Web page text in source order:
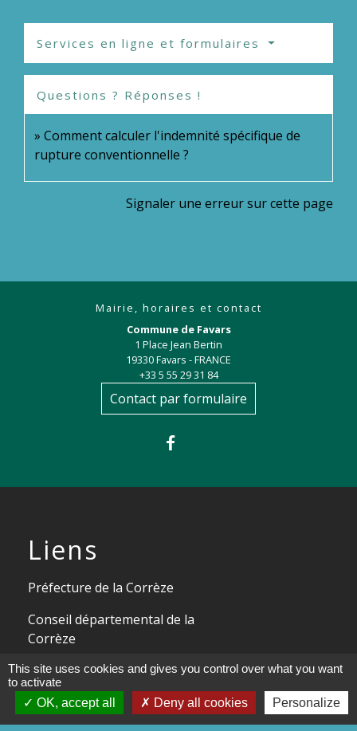
Services en ligne et formulaires
Questions ? Réponses !
Comment calculer l'indemnité spécifique de
rupture conventionnelle ?
Signaler une erreur sur cette page
Mairie, horaires et contact
Commune de Favars
1 Place Jean Bertin
19330 Favars - FRANCE
+33 5 55 29 31 84
Contact par formulaire
Liens
Préfecture de la Corrèze
Conseil départemental de la
Corrèze
Site officiel Tulle agglo - Ville de
Tulle
Commune de Chameyrat
This site uses cookies and gives you control over what you want
to activate
OK, accept all
Deny all cookies Personalize